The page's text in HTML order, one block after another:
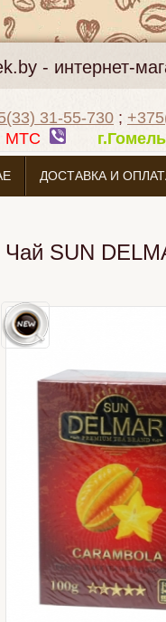
- интернет-
31-55-730 ;
МТС
ДОСТАВКА И
Чай SUN